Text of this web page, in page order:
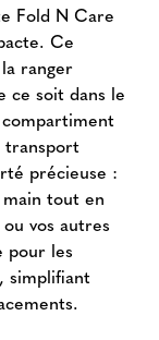
Fold N Care
Ce
ranger
ce soit dans le
transport
précieuse :
tout en
vos autres
pour les
simplifiant